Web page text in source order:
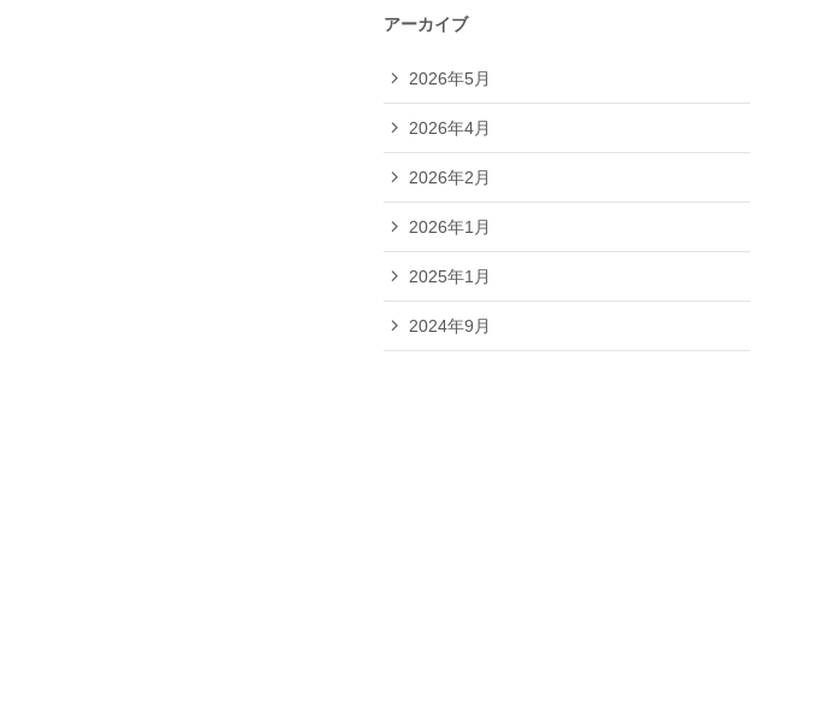
アーカイブ
2026年5月
2026年4月
2026年2月
2026年1月
2025年1月
2024年9月